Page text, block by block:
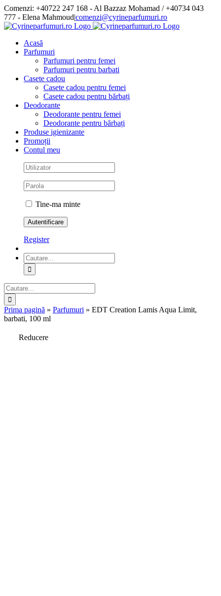
Skip
to
content
Comenzi: +40722 247 168 - Al Bazzaz Mohamad / +40734 043
777 - Elena Mahmoud|comenzi@cyrineparfumuri.ro
Facebook
Acasă
Parfumuri
Parfumuri pentru femei
Parfumuri pentru barbati
Casete cadou
Casete cadou pentru femei
Casete cadou pentru bărbați
Deodorante
Deodorante pentru femei
Deodorante pentru bărbați
Produse igienizante
Promoții
Contul meu
Tine-ma minte
Register
Cautare...
Cautare...
Prima pagină » Parfumuri » EDT Creation Lamis Aqua Limit,
barbati, 100 ml
Reducere